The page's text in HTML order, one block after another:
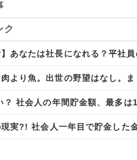
ク
】あなたは社長になれる？平社
より魚。出世の野望はなし。
？ 社会人の年間貯金額、最多
実?! 社会人一年目で貯金した